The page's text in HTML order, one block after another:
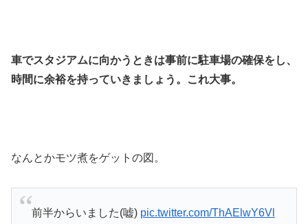
車でスタジアムに向かうときは事前に駐車場の確保をし、
時間に余裕を持っていきましょう。これ大事。
なんとかモツ煮をゲットの図。
前半からいました(嘘) pic.twitter.com/ThAElwY6Vl